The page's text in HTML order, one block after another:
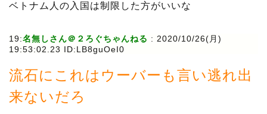
ベトナム人の入国は制限した方がいいな
19:名無しさん＠２ろぐちゃんねる : 2020/10/26(月)
19:53:02.23 ID:LB8guOeI0
流石にこれはウーバーも言い逃れ出
来ないだろ